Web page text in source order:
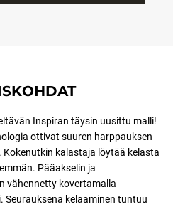
Inspiran täysin uusittu malli!
ottivat suuren harppauksen
kalastaja löytää kelasta
Pääakselin ja
vähennetty kovertamalla
Seurauksena kelaaminen tuntuu